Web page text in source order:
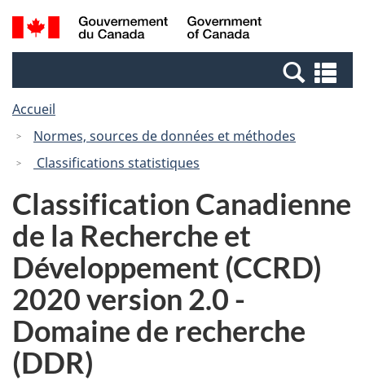
Passer
au
Passer
à
Canada
Recherche
et
et
Accueil
Normes, sources de données et méthodes
Classifications statistiques
Classification Canadienne
de la Recherche et
Développement (CCRD)
2020 version 2.0 -
Domaine de recherche
(DDR)